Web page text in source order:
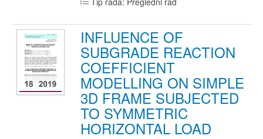
INFLUENCE OF
SUBGRADE REACTION
COEFFICIENT
MODELLING ON SIMPLE
3D FRAME SUBJECTED
TO SYMMETRIC
HORIZONTAL LOAD